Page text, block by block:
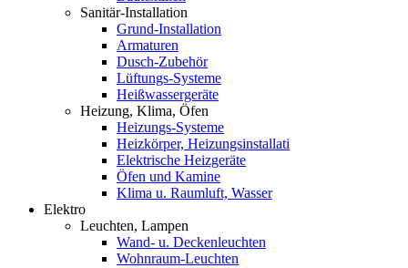
Sanitär-Installation
Grund-Installation
Armaturen
Dusch-Zubehör
Lüftungs-Systeme
Heißwassergeräte
Heizung, Klima, Öfen
Heizungs-Systeme
Heizkörper, Heizungsinstallati
Elektrische Heizgeräte
Öfen und Kamine
Klima u. Raumluft, Wasser
Elektro
Leuchten, Lampen
Wand- u. Deckenleuchten
Wohnraum-Leuchten